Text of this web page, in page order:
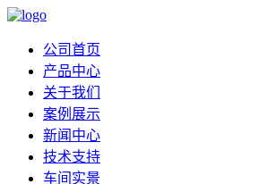
公司首页
产品中心
关于我们
案例展示
新闻中心
技术支持
车间实景